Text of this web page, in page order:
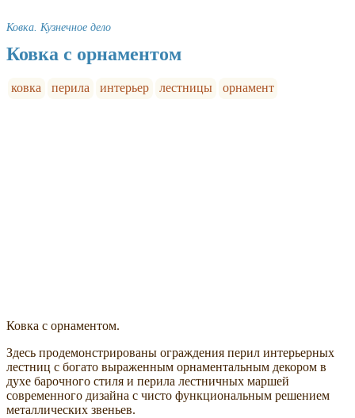
Ковка. Кузнечное дело
Ковка с орнаментом
ковка перила интерьер лестницы орнамент
Ковка с орнаментом.
Здесь продемонстрированы ограждения перил интерьерных
лестниц с богато выраженным орнаментальным декором в
духе барочного стиля и перила лестничных маршей
современного дизайна с чисто функциональным решением
металлических звеньев.